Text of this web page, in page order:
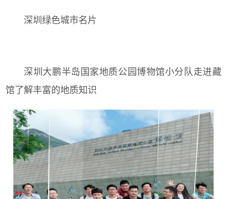
深圳绿色城市名片
深圳大鹏半岛国家地质公园博物馆小分队走进藏
馆了解丰富的地质知识